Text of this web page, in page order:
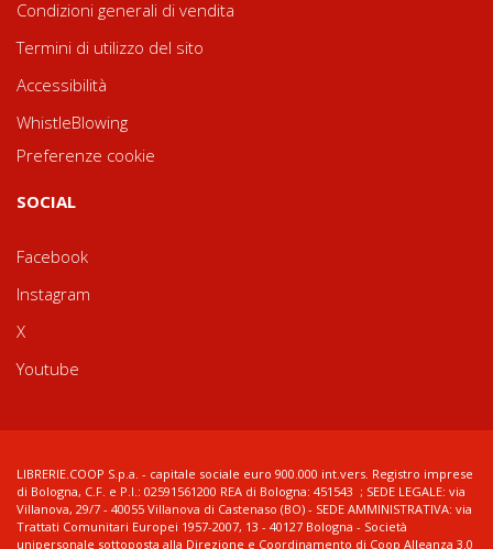
Condizioni generali di vendita
Termini di utilizzo del sito
Accessibilità
WhistleBlowing
Preferenze cookie
SOCIAL
Facebook
Instagram
X
Youtube
LIBRERIE.COOP S.p.a. - capitale sociale euro 900.000 int.vers. Registro imprese
di Bologna, C.F. e P.I.: 02591561200 REA di Bologna: 451543 ; SEDE LEGALE: via
Villanova, 29/7 - 40055 Villanova di Castenaso (BO) - SEDE AMMINISTRATIVA: via
Trattati Comunitari Europei 1957-2007, 13 - 40127 Bologna - Società
unipersonale sottoposta alla Direzione e Coordinamento di Coop Alleanza 3.0